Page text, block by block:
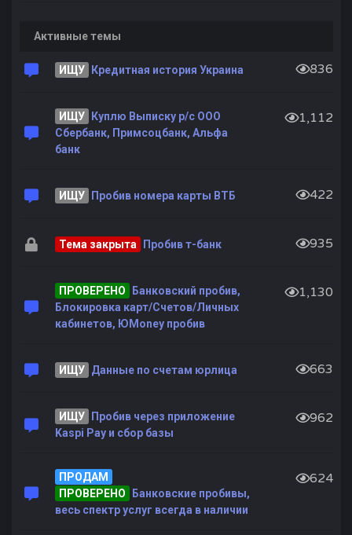
Активные темы
ИЩУ Кредитная история Украина 836
ИЩУ
Куплю Выписку р/с ООО
Сбербанк, Примсоцбанк, Альфа
банк
1,112
ИЩУ Пробив номера карты ВТБ 422
Тема закрыта Пробив т-банк 935
ПРОВЕРЕНО
Банковский пробив,
Блокировка карт/Счетов/Личных
кабинетов, ЮMoney пробив
1,130
ИЩУ Данные по счетам юрлица 663
ИЩУ
Пробив через приложение
Kaspi Pay и сбор базы
962
ПРОДАМ
ПРОВЕРЕНО
Банковские пробивы,
весь спектр услуг всегда в наличии
624